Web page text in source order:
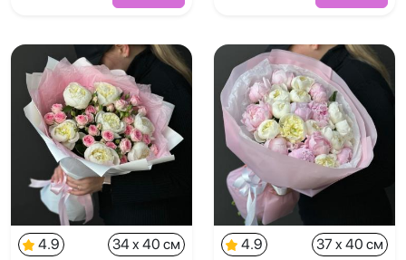
4.9
34 x 40 см
4.9
37 x 40 см